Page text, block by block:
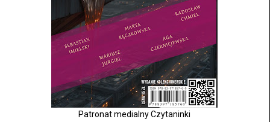
Patronat medialny Czytaninki